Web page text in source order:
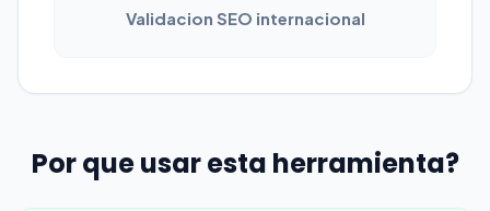
Validacion SEO internacional
Por que usar esta herramienta?